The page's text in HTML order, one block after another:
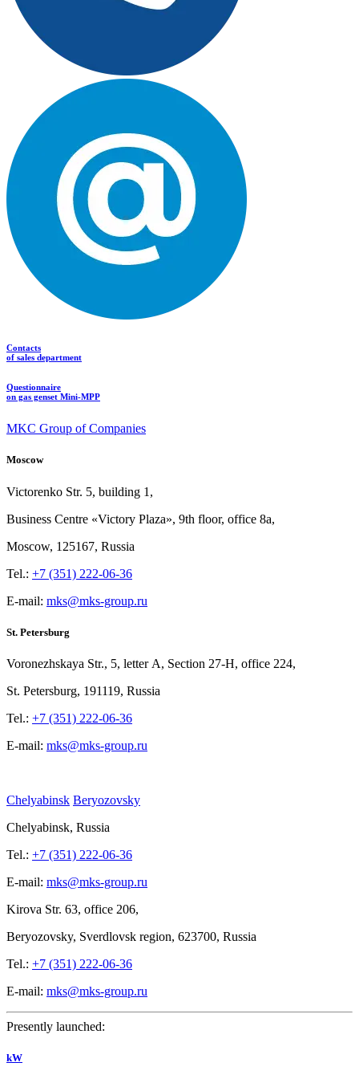
Contacts
of sales department
Questionnaire
on gas genset Mini-MPP
MKC Group of Companies
Moscow
Victorenko Str. 5, building 1,
Business Centre «Victory Plaza», 9th floor, office 8a,
Moscow, 125167, Russia
Tel.: +7 (351) 222-06-36
E-mail: mks@mks-group.ru
St. Petersburg
Voronezhskaya Str., 5, letter A, Section 27-Н, office 224,
St. Petersburg, 191119, Russia
Tel.: +7 (351) 222-06-36
E-mail: mks@mks-group.ru
Chelyabinsk Beryozovsky
Chelyabinsk, Russia
Tel.: +7 (351) 222-06-36
E-mail: mks@mks-group.ru
Kirova Str. 63, office 206,
Beryozovsky, Sverdlovsk region, 623700, Russia
Tel.: +7 (351) 222-06-36
E-mail: mks@mks-group.ru
Presently launched:
kW